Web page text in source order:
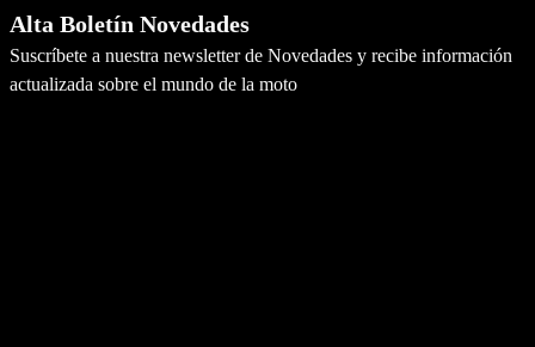
Alta Boletín Novedades
Suscríbete a nuestra newsletter de Novedades y recibe información
actualizada sobre el mundo de la moto